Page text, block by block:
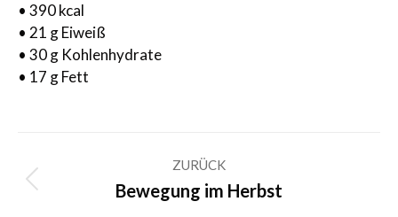
• 390 kcal
• 21 g Eiweiß
• 30 g Kohlenhydrate
• 17 g Fett
ZURÜCK
Vorheriger
Bewegung im Herbst